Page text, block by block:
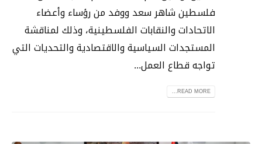
فلسطين شاهر سعد ووفد من رؤساء وأعضاء
الاتحادات والنقابات الفلسطينية، وذلك لمناقشة
المستجدات السياسية والاقتصادية والتحديات التي
تواجه قطاع العمل...
READ MORE...